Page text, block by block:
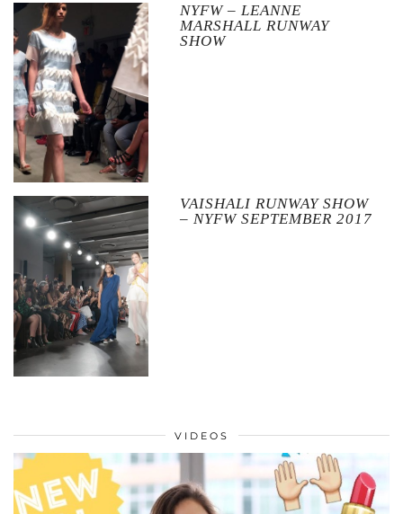
NYFW – LEANNE
MARSHALL RUNWAY
SHOW
VAISHALI RUNWAY SHOW
– NYFW SEPTEMBER 2017
VIDEOS